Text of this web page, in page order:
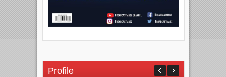
Profile